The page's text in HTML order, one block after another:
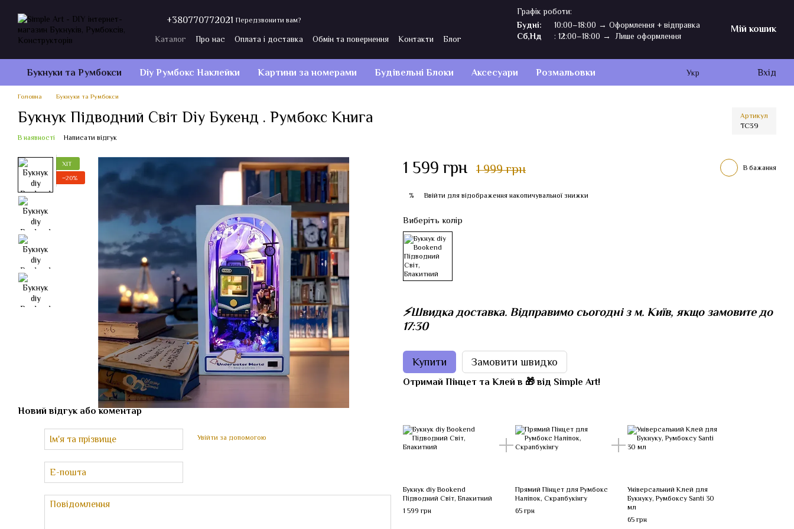
+380770772021 Передзвонити вам?
Каталог Про нас Оплата і доставка Обмін та повернення Контакти
Блог
Графік роботи:
Будні:
10:00–18:00 → Оформлення + відправка
Сб,Нд
: 12:00–18:00 → Лише оформлення
Мій кошик
Букнуки та Румбокси Diy Румбокс Наклейки Картини за номерами Будівельні Блоки Аксесуари Розмальовки Укр Вхід
Головна Букнуки та Румбокси
Букнук Підводний Світ Diy Букенд . Румбокс Книга Артикул
TC39
В наявності Написати відгук
ХІТ
−20%
Новий відгук або коментар
Увійти за допомогою
1 599 грн 1 999 грн В бажання
% Ввійти для відображення накопичувальної знижки
Виберіть колір
⚡️Швидка доставка. Відправимо сьогодні з м. Київ, якщо замовите до
17:30
Купити Замовити швидко
Отримай Пінцет та Клей в 🎁 від Simple Art!
Букнук diy Bookend
Підводний Світ, Блакитний
1 599 грн
Прямий Пінцет для Румбокс
Наліпок, Скрапбукінгу
65 грн
Універсальний Клей для
Букнуку, Румбоксу Santi 30
мл
65 грн